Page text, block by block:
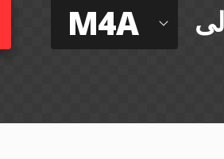
M4A